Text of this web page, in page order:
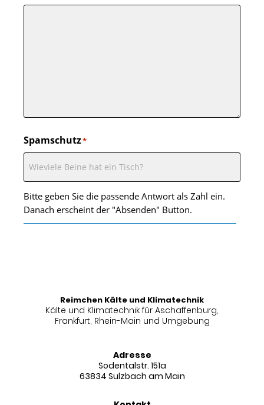
Spamschutz*
Bitte geben Sie die passende Antwort als Zahl ein.
Danach erscheint der "Absenden" Button.
Reimchen Kälte und Klimatechnik
Kälte und Klimatechnik für Aschaffenburg,
Frankfurt, Rhein-Main und Umgebung
Adresse
Sodentalstr. 151a
63834 Sulzbach am Main